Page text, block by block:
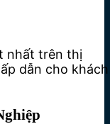
nhất trên thị
dẫn cho khách